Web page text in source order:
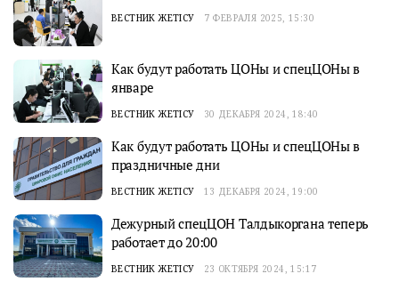
ВЕСТНИК ЖЕТІСУ 7 ФЕВРАЛЯ 2025, 15:30
Как будут работать ЦОНы и спецЦОНы в
январе
ВЕСТНИК ЖЕТІСУ 30 ДЕКАБРЯ 2024, 18:40
Как будут работать ЦОНы и спецЦОНы в
праздничные дни
ВЕСТНИК ЖЕТІСУ 13 ДЕКАБРЯ 2024, 19:00
Дежурный спецЦОН Талдыкоргана теперь
работает до 20:00
ВЕСТНИК ЖЕТІСУ 23 ОКТЯБРЯ 2024, 15:17